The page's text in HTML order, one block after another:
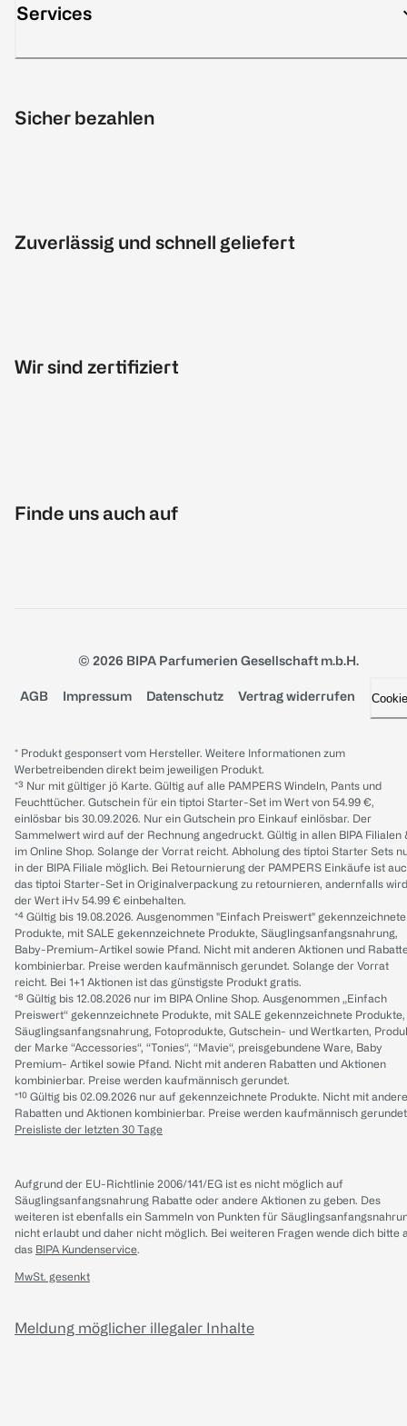
Services
Sicher bezahlen
Zuverlässig und schnell geliefert
Wir sind zertifiziert
Finde uns auch auf
© 2026 BIPA Parfumerien Gesellschaft m.b.H.
AGB Impressum Datenschutz Vertrag widerrufen
* Produkt gesponsert vom Hersteller. Weitere Informationen zum
Werbetreibenden direkt beim jeweiligen Produkt.
*³ Nur mit gültiger jö Karte. Gültig auf alle PAMPERS Windeln, Pants und
Feuchttücher. Gutschein für ein tiptoi Starter-Set im Wert von 54.99 €,
einlösbar bis 30.09.2026. Nur ein Gutschein pro Einkauf einlösbar. Der
Sammelwert wird auf der Rechnung angedruckt. Gültig in allen BIPA Filialen
im Online Shop. Solange der Vorrat reicht. Abholung des tiptoi Starter Sets
in der BIPA Filiale möglich. Bei Retournierung der PAMPERS Einkäufe ist
das tiptoi Starter-Set in Originalverpackung zu retournieren, andernfalls wird
der Wert iHv 54.99 € einbehalten.
*⁴ Gültig bis 19.08.2026. Ausgenommen "Einfach Preiswert" gekennzeichnete
Produkte, mit SALE gekennzeichnete Produkte, Säuglingsanfangsnahrung,
Baby-Premium-Artikel sowie Pfand. Nicht mit anderen Aktionen und
kombinierbar. Preise werden kaufmännisch gerundet. Solange der Vorrat
reicht. Bei 1+1 Aktionen ist das günstigste Produkt gratis.
*⁸ Gültig bis 12.08.2026 nur im BIPA Online Shop. Ausgenommen „Einfach
Preiswert“ gekennzeichnete Produkte, mit SALE gekennzeichnete Produkte,
Säuglingsanfangsnahrung, Fotoprodukte, Gutschein- und Wertkarten,
der Marke “Accessories“, “Tonies“, “Mavie“, preisgebundene Ware, Baby
Premium- Artikel sowie Pfand. Nicht mit anderen Rabatten und Aktionen
kombinierbar. Preise werden kaufmännisch gerundet.
*¹⁰ Gültig bis 02.09.2026 nur auf gekennzeichnete Produkte. Nicht mit
Rabatten und Aktionen kombinierbar. Preise werden kaufmännisch
Preisliste der letzten 30 Tage
Aufgrund der EU-Richtlinie 2006/141/EG ist es nicht möglich auf
Säuglingsanfangsnahrung Rabatte oder andere Aktionen zu geben. Des
weiteren ist ebenfalls ein Sammeln von Punkten für
nicht erlaubt und daher nicht möglich. Bei weiteren Fragen wende dich bitte
das BIPA Kundenservice.
MwSt. gesenkt
Meldung möglicher illegaler Inhalte